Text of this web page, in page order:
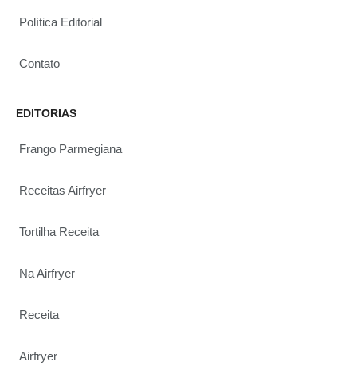
Política Editorial
Contato
EDITORIAS
Frango Parmegiana
Receitas Airfryer
Tortilha Receita
Na Airfryer
Receita
Airfryer